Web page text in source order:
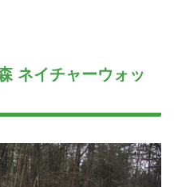
ネイチャーウォッ